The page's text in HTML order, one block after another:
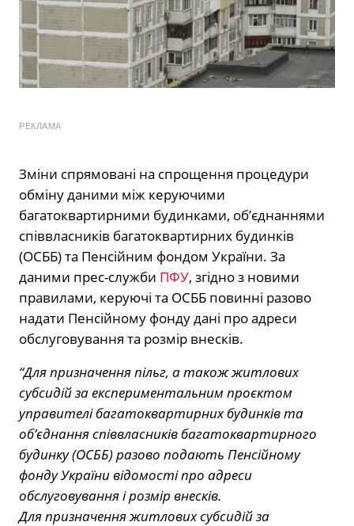
РЕКЛАМА
Зміни спрямовані на спрощення процедури
обміну даними між керуючими
багатоквартирними будинками, об’єднаннями
співвласників багатоквартирних будинків
(ОСББ) та Пенсійним фондом України. За
даними прес-служби ПФУ, згідно з новими
правилами, керуючі та ОСББ повинні разово
надати Пенсійному фонду дані про адреси
обслуговування та розмір внесків.
“Для призначення пільг, а також житлових
субсидій за експериментальним проєктом
управителі багатоквартирних будинків та
об’єднання співвласників багатоквартирного
будинку (ОСББ) разово подають Пенсійному
фонду України відомості про адреси
обслуговування і розмір внесків.
Для призначення житлових субсидій за